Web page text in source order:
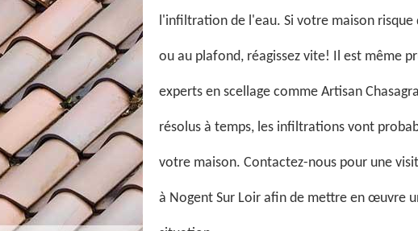
l'infiltration de l'eau. Si votre maison risque
ou au plafond, réagissez vite! Il est même
experts en scellage comme Artisan
résolus à temps, les infiltrations vont
votre maison. Contactez-nous pour une
à Nogent Sur Loir afin de mettre en œuvre